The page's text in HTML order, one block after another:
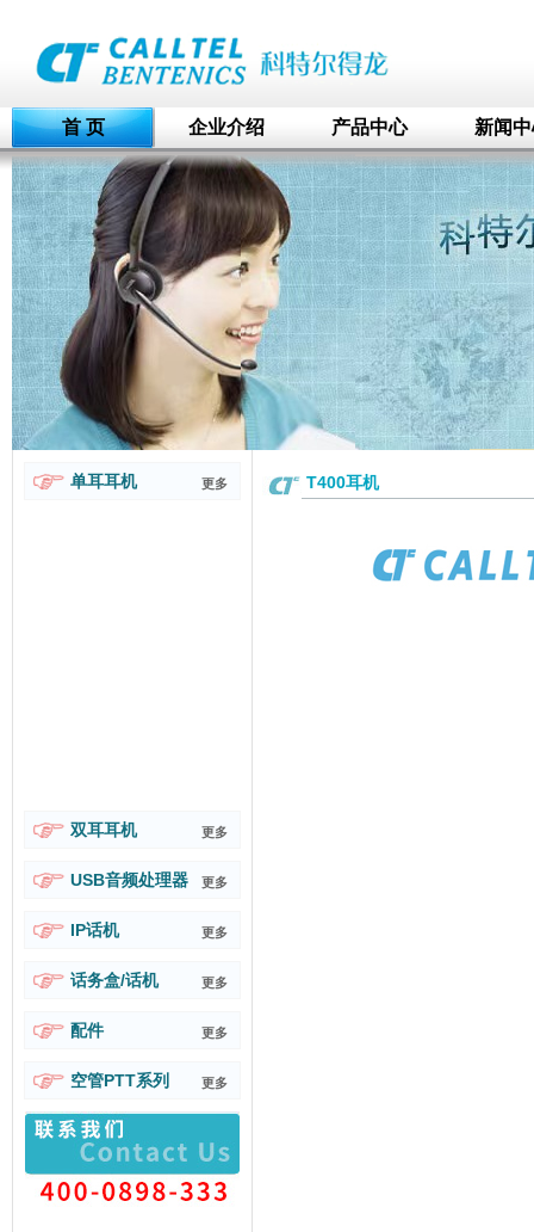
首 页 企业介绍 产品中心 新闻
单耳耳机 更多
双耳耳机 更多
USB音频处理器 更多
IP话机 更多
话务盒/话机 更多
配件 更多
空管PTT系列 更多
T400耳机